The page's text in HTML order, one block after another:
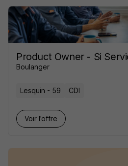
Product Owner - Si
Boulanger
Lesquin - 59 CDI
Voir l’offre